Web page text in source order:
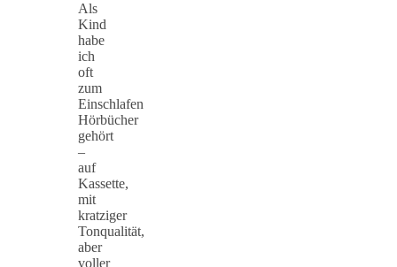
Als
Kind
habe
ich
oft
zum
Einschlafen
Hörbücher
gehört
–
auf
Kassette,
mit
kratziger
Tonqualität,
aber
voller